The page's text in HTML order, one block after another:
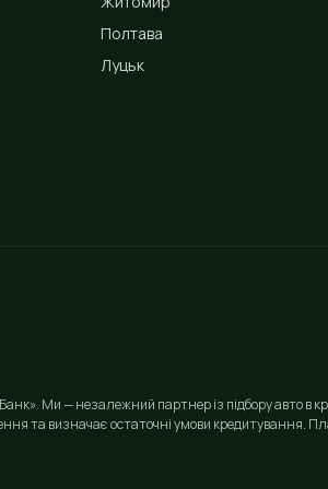
Полтава
Луцьк
Ми — незалежний партнер із підбору авто в
та визначає остаточні умови кредитування.